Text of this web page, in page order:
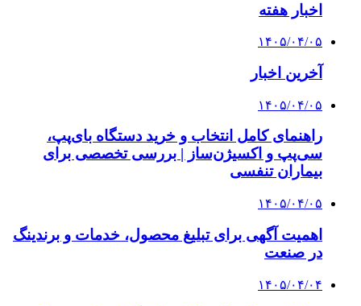
اخبار هفته
۱۴۰۵/۰۴/۰۵
آخرین اخبار
۱۴۰۵/۰۴/۰۵
راهنمای کامل انتخاب و خرید دستگاه بای‌پپ،
سی‌پپ و اکسیژن‌ساز | بررسی تخصصی برای
بیماران تنفسی
۱۴۰۵/۰۴/۰۵
اهمیت آگهی برای تبلیغ محصول، خدمات و برندینگ
در صنعت
۱۴۰۵/۰۴/۰۴